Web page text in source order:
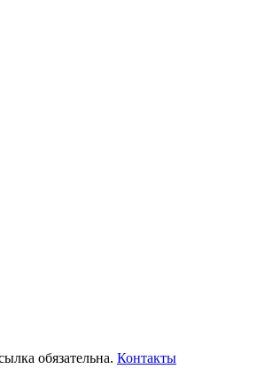
обязательна. Контакты